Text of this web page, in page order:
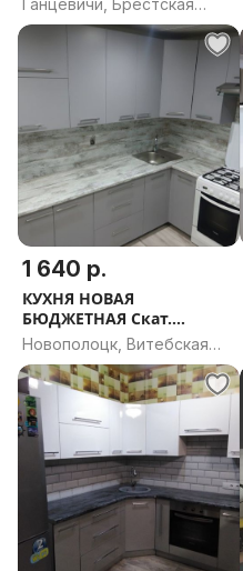
ПРОЕКТ В ПОДАРОК
Ганцевичи, Брестская
область
1 640 р.
КУХНЯ НОВАЯ
БЮДЖЕТНАЯ Скат.
РАССРОЧКА, ДОСТАВКА,
ПРОЕКТ В ПОДАРОК
Новополоцк, Витебская
область